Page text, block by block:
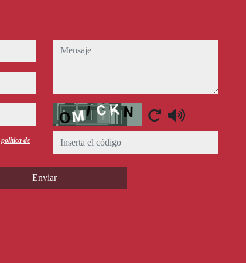
política de
mensaje
Captcha
Enviar